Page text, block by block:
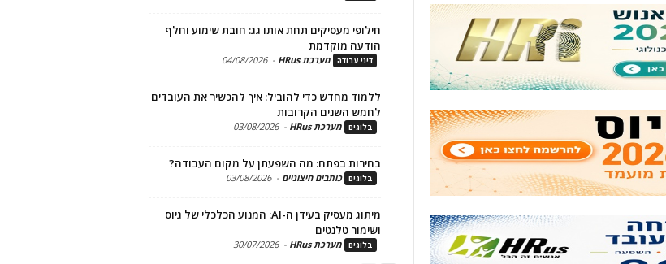
חילופי מעסיקים תחת אותו גג: חובת שימוע וחלף
הודעה מוקדמת
דיני עבודה מערכת HRus -
04/08/2026
ללמוד מחדש כדי להוביל: איך להכשיר את העובדים
לחמש השנים הקרובות
בלוגים מערכת HRus -
03/08/2026
בחירות בפתח: מה השפעתן על מקום העבודה?
בלוגים כותבים חיצוניים -
03/08/2026
מיתוג מעסיק בעידן ה-AI: המנוע הכלכלי של גיוס
ושימור טלנטים
בלוגים מערכת HRus -
30/07/2026